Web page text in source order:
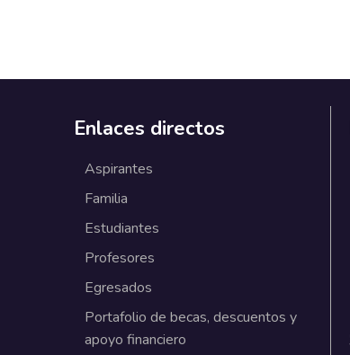
Enlaces directos
Aspirantes
Familia
Estudiantes
Profesores
Egresados
Portafolio de becas, descuentos y
apoyo financiero